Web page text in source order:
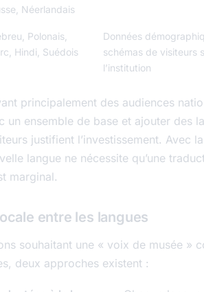
Néerlandais
Polonais,
Hindi, Suédois
Données
schémas de visiteurs
l’institution
principalement des audiences
un ensemble de base et ajouter des
justifient l’investissement. Avec
langue ne nécessite qu’une
marginal.
entre les langues
souhaitant une « voix de musée »
deux approches existent :